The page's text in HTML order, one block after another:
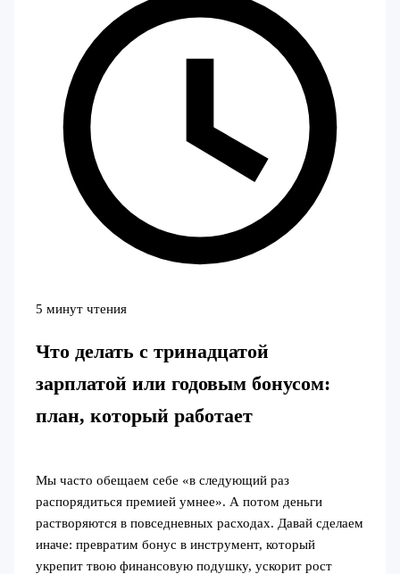
5 минут чтения
Что делать с тринадцатой
зарплатой или годовым бонусом:
план, который работает
Мы часто обещаем себе «в следующий раз
распорядиться премией умнее». А потом деньги
растворяются в повседневных расходах. Давай сделаем
иначе: превратим бонус в инструмент, который
укрепит твою финансовую подушку, ускорит рост